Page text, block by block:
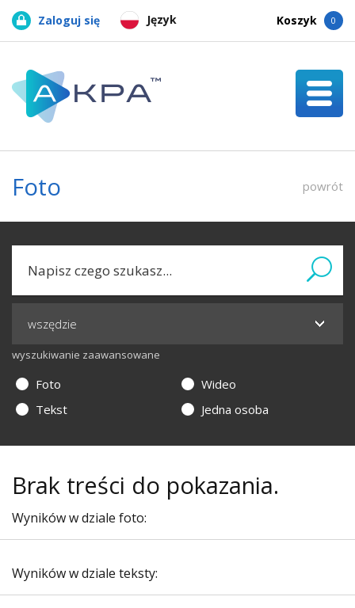
Język
Zaloguj się Koszyk 0
Foto powrót
wyszukiwanie zaawansowane
Foto
Wideo
Tekst
Jedna osoba
Brak treści do pokazania.
Wyników w dziale foto:
Wyników w dziale teksty: